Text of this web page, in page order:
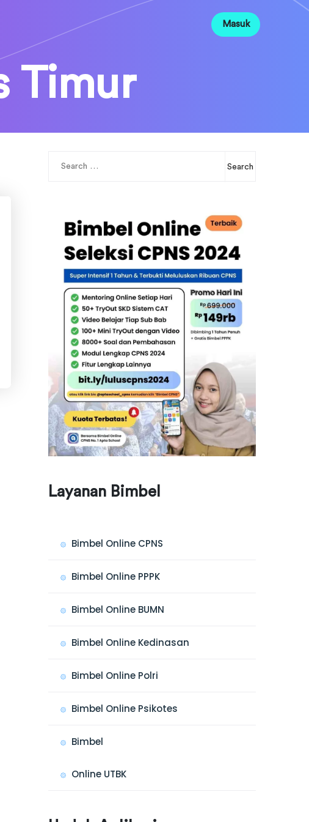
Masuk
Timur
Search
Layanan Bimbel
Bimbel Online CPNS
Bimbel Online PPPK
Bimbel Online BUMN
Bimbel Online Kedinasan
Bimbel Online Polri
Bimbel Online Psikotes
Bimbel
Online UTBK